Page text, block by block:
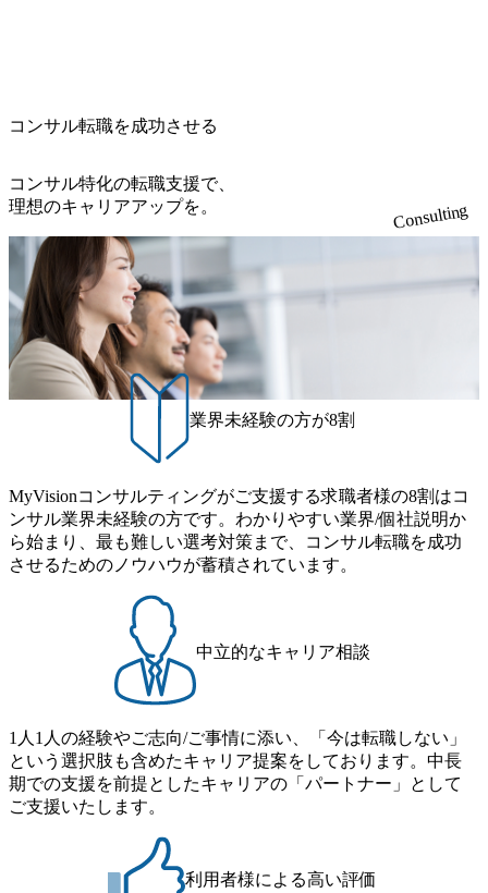
ルティング領域)から参画いただきます。 課題選定から顧客
だきます。 アジャイル開発を通じて顧客の要望や提案を柔
軟に取り入れながら改善サイクルを回すため、ご自身の提
案がサービスに直接反映されやすく、高い貢献度を実感で
きます。 ● 勤務地 東京都渋谷区渋谷3丁目6-7 渋谷金王タワ
ー 事業所内禁煙(入居する施設に喫煙専用室あり) ・就業規
則により就業時間内の喫煙を全面的に禁止 ・禁煙サポート
制度あり オンライン ● 必須要件 以下いずれかのご経験をお
持ちの方 ・システム・ソフトウェア開発経験3年以上 ・要
件定義～基本設計など上流経験2年以上 ・PMO経験2年以上
● 歓迎要件 ・要件定義から詳細設計までのいずれかの上流
工程の経験 ・サブリーダー以上のマネジメント経験 ・お客
様との折衝経験、交渉経験 ・組織課題に対して主体的に業
務改善に取り組まれたご経験 ・アジャイル/スクラムへの興
で主体的に動ける方 ・年齢にこだわらず、アドバイスを素
直に受け取れる方 ・推進力のある方
職率も21.8%（2023年12月時点）とフレキシブルな働き方を
③12時開始 2026年8月10日(月) 16:00 各回50分程度を想定 オ
ンライン 書類選考通過者
ンサルティング会社となり、今後も成長性が大きくみられ
社時に10日間の間みっちりとコンサルの基礎を支援)を魅力
に感じ、他Big4ではなくアビームを選ぶ方も多数 アビーム
といえばSAPをはじめとしたシステム、とイメージされる
こともあるが実態としては経営戦略策定や新規事業立案な
どのトップラインを上げるための戦略案件も多く存在 特に
スポーツ&エンターテイメント領域ではBig4に先んじて注力
し、業界内で大きな存在感を誇る 社員の多様化する生活ス
タイルやライフイベントに対応した働きやすい職場環境を
実現するため、さまざまなサポート制度を導入している 多
文化理解や女性の活躍推進などの取り組み、また、フレッ
クス制度やフリーロケーション制度、フルリモート制度な
どの多様な働き方をサポートする制度が整備されている 202
6年8月23日(日) 9:00～18:00終了 2026年8月12日(水) 16:00 202
6年8月23日(日)にSustainable SCM SU 1day選考会を開催いた
します。 当SUは「GlobalでのSCM構築」や「物流・調達コ
ストの構造改革」といった伝統的なテーマに留まらずクラ
イアントがこれから取組むべき「グリーントランスフォー
った社会課題やテーマに対して、グローバル知見と最新の
事例などを基に企業の構造改革と社会価値の創造の取り組
みを行うプロフェッショナルチームです。 今回1day選考対
象となるポジションは下記となります。 ・コンサルタント
(調達改革・設備O&M)【SCS SU】 ・コンサルタント(ECM/
流改革/需給プロセス改革)【SSC SU】 ・SCM/ECMデータ・
プロセス分析・AI活用_Sustainable SCM Strategy Unit(Strategy
Consultant職)≪東京・大阪≫ ・コンサルタント(SCS SUオー
プンポジション)【SCS SU】 ※当日は全体での会社説明な
どはなく、個別選考のみの実施を予定しています ※1名あた
りの拘束時間は1時間～最大2時間半程度を想定しています
※1次面接と最終面接の間をなるべく空けないよう調整して
外オフィスへのトランスファー制度などが充実している。
東京オフィスに来るグローバルメンバーも多く、グローバ
れており、これまで多くのNPO・NGOなどの非営利団体に
無償でコンサルティングを提供している。 2026年8月29日
(土) の対面Kick-offイベントを皮切りに1か月程度のプログラ
ム ※初回プログラム : 8月29日(土)10:00～13:30 2026年8月12
日(水) 16:00 Bain & Company Tokyoでは、「Tokyo Be Bold Pr
ogram (女性候補者向け選考支援プログラム)」を実施いたし
ます。クライアントに斬新なソリューションを提供し、複
雑な経営課題を解決するために、チームのダイバーシティ
は欠かせません。是非、ユニークな視点と高い志を持つ女
性の皆様に多数ご参画頂きたいと考え、プログラムを開催
性はどのように活躍をしているのか」、「ケース面接の経
験がなく対策の仕方が知りたい」などのお声をたくさんい
食事などのカジュアルな交流、実際のプロジェクトのケー
ススタディ、1対1の模擬面接等、複数のセッションを約1か
月の期間に渡り行い、選考にご参加いただきます。コンサ
ルタント未経験の方でも、戦略コンサルタントの具体的な
仕事内容からお話をさせていただきますので、戦略コンサ
ルティングにご興味をお持ちの方は、この機会にぜひご応
にはWebテストを8月20日までに受験いただきます ・8月21
日までにプログラム参加者をご案内します ・初回プログラ
ム : 8月29日(土)10:00～13:30 @ベイン東京オフィス(六本木)
・プログラム期間中はコンサルタントとの食事会、プロジ
ェクトのご紹介、ケースワークショップなどを実施します
・10月17日(土)開催の選考会にて採用面接を実施する予定で
す ※ご都合が合わない方は別途調整いたします 初回プロ
ラインまたはオフラインの実施 ※東京オフィスのみのご応
募となります。他オフィス希望を含めたご応募はお受けい
コンサル転職を成功させる
コンサル特化の転職支援で、
理想のキャリアアップを。
Consulting
業界未経験の方が8割
MyVisionコンサルティングがご支援する求職者様の8割はコ
ンサル業界未経験の方です。わかりやすい業界/個社説明か
ら始まり、最も難しい選考対策まで、コンサル転職を成功
させるためのノウハウが蓄積されています。
中立的なキャリア相談
1人1人の経験やご志向/ご事情に添い、「今は転職しない」
という選択肢も含めたキャリア提案をしております。中長
期での支援を前提としたキャリアの「パートナー」として
ご支援いたします。
利用者様による高い評価